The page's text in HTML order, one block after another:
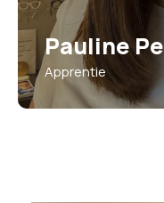
Pauline
Apprentie